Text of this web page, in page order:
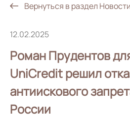
Контакты
EN
+7 495 785 30 00
Вернуться в раздел Новости
12.02.2025
Роман Прудентов
UniСredit решил
антиискового
России